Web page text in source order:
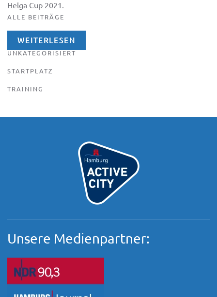
Helga Cup 2021.
WEITERLESEN
ALLE BEITRÄGE
UNKATEGORISIERT
STARTPLATZ
TRAINING
Unsere Medienpartner: